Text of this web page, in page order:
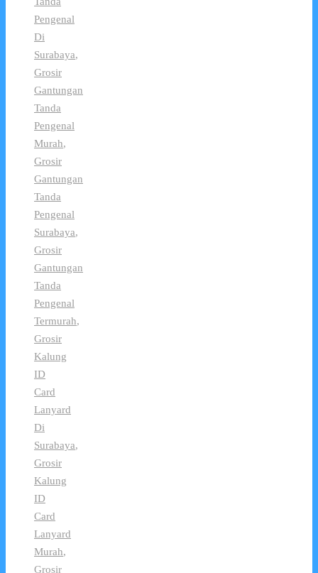
Pengenal
Di
Surabaya,
Grosir
Gantungan
Tanda
Pengenal
Murah,
Grosir
Gantungan
Tanda
Pengenal
Surabaya,
Grosir
Gantungan
Tanda
Pengenal
Termurah,
Grosir
Kalung
ID
Card
Lanyard
Di
Surabaya,
Grosir
Kalung
ID
Card
Lanyard
Murah,
Grosir